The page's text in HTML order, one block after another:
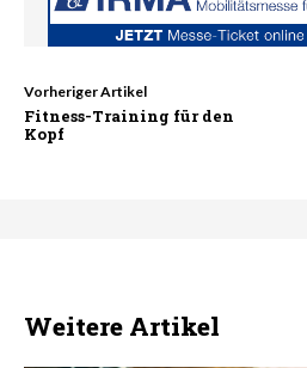
Vorheriger Artikel
Fitness-Training für den
Kopf
Weitere Artikel